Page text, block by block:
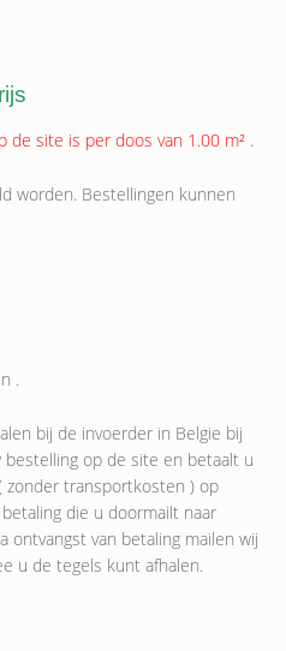
de site is per doos van 1.00 m² .
worden. Bestellingen kunnen
.
bij de invoerder in Belgie bij
op de site en betaalt u
zonder transportkosten ) op
die u doormailt naar
ontvangst van betaling mailen wij
u de tegels kunt afhalen.